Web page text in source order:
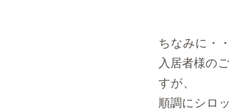
ちなみに・
入居者様の
すが、
順調にシロ